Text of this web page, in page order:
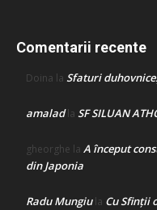
Comentarii recente
Doina la Sfaturi
amaladla SF SILUAN
gheorghe la A început
din Japonia
Radu Mungiula Cu Sfinții